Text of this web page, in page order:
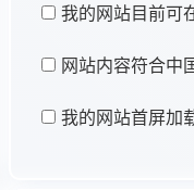
我的网站目前可
网站内容符合中
我的网站首屏加